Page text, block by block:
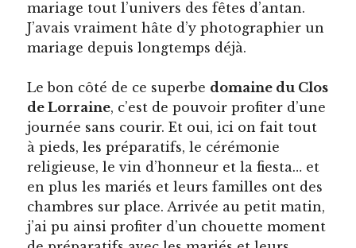
mariage tout l’univers des fêtes d’antan.
J’avais vraiment hâte d’y photographier un
mariage depuis longtemps déjà.
Le bon côté de ce superbe domaine du Clos
de Lorraine, c’est de pouvoir profiter d’une
journée sans courir. Et oui, ici on fait tout
à pieds, les préparatifs, le cérémonie
religieuse, le vin d’honneur et la fiesta… et
en plus les mariés et leurs familles ont des
chambres sur place. Arrivée au petit matin,
j’ai pu ainsi profiter d’un chouette moment